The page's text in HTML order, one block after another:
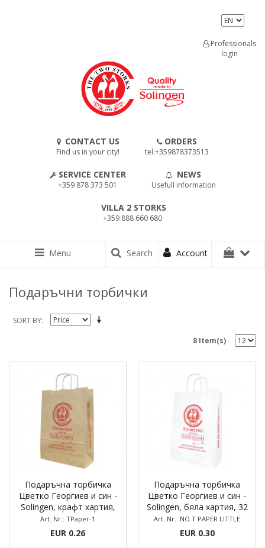
CONTACT US
Find us in your city!
ORDERS
tel:+359878373513
SERVICE CENTER
+359 878 373 501
NEWS
Usefull information
VILLA 2 STORKS
+359 888 660 680
Professionals
login
Menu Search Account
Подаръчни торбички
SORT BY
8 Item(s)
Подаръчна торбичка
Цветко Георгиев и син -
Solingen, крафт хартия,
32 x 23 x 10 см
Art. Nr.: TPaper-1
EUR 0.26
Подаръчна торбичка
Цветко Георгиев и син -
Solingen, бяла хартия, 32
x 23 x 10 см
Art. Nr.: NO T PAPER LITTLE
EUR 0.30